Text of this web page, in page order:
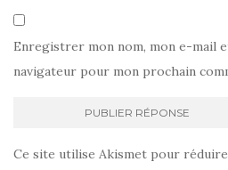
Enregistrer mon nom, mon e-mail
navigateur pour mon prochain
Ce site utilise Akismet pour